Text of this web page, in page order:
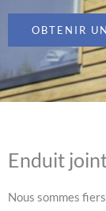
OBTENIR
Enduit
Nous sommes